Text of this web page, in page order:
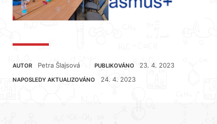
AUTOR Petra Šlajsová PUBLIKOVÁNO 23. 4. 2023
NAPOSLEDY AKTUALIZOVÁNO 24. 4. 2023